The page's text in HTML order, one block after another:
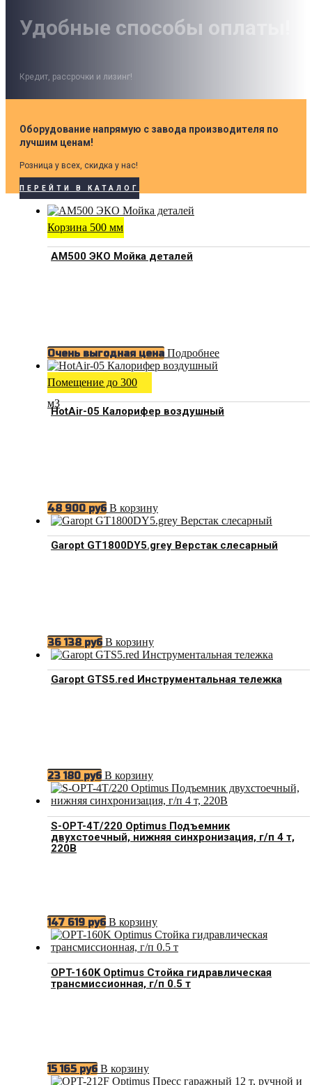
Удобные способы оплаты!
Кредит, рассрочки и лизинг!
Оборудование напрямую с завода производителя по
лучшим ценам!
Розница у всех, скидка у нас!
ПЕРЕЙТИ В КАТАЛОГ
Корзина 500 мм
АМ500 ЭКО Мойка деталей
Очень выгодная цена Подробнее
Помещение до 300
м3
HotAir-05 Калорифер воздушный
48 900 руб В корзину
Garopt GT1800DY5.grey Верстак слесарный
36 138 руб В корзину
Garopt GTS5.red Инструментальная тележка
23 180 руб В корзину
S-OPT-4T/220 Optimus Подъемник
двухстоечный, нижняя синхронизация, г/п 4 т,
220В
147 619 руб В корзину
OPT-160K Optimus Стойка гидравлическая
трансмиссионная, г/п 0.5 т
15 165 руб В корзину